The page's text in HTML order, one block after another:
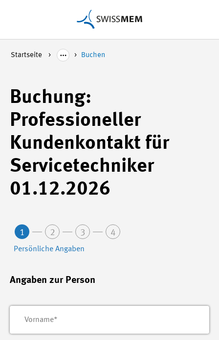
Startseite Buchen
Buchung:
Professioneller
Kundenkontakt für
Servicetechniker
01.12.2026
1 2 3 4
Persönliche Angaben
Angaben zur Person